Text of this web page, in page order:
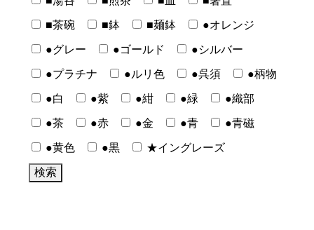
■茶碗 ■鉢 ■麺鉢 ●オレンジ
●グレー ●ゴールド ●シルバー
●プラチナ ●ルリ色 ●呉須 ●柄物
●白 ●紫 ●紺 ●緑 ●織部
●茶 ●赤 ●金 ●青 ●青磁
●黄色 ●黒 ★イングレーズ